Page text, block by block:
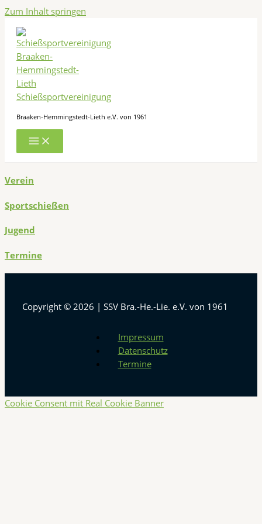
Zum Inhalt springen
Schießsportvereinigung
Braaken-Hemmingstedt-Lieth e.V. von 1961
Verein
Sportschießen
Jugend
Termine
Copyright © 2026 | SSV Bra.-He.-Lie. e.V. von 1961
Impressum
Datenschutz
Termine
Cookie Consent mit Real Cookie Banner